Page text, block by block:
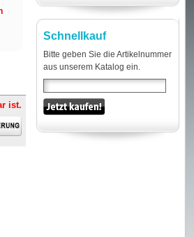
ist.
Schnellkauf
Bitte geben Sie die Artikelnummer
aus unserem Katalog ein.